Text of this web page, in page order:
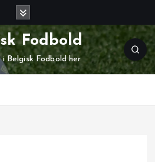
Fodbold
i Belgisk Fodbold her